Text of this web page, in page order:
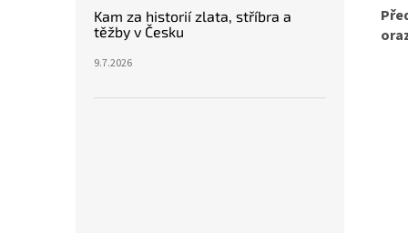
Kam za historií zlata, stříbra a
těžby v Česku
9.7.2026